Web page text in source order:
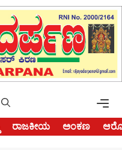
ರಾಜಕೀಯ ಅಂಕಣ